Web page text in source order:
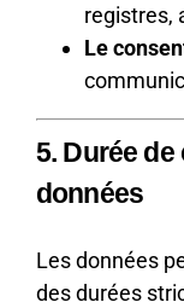
registres,
Le
5. Durée
données
Les données
des durées